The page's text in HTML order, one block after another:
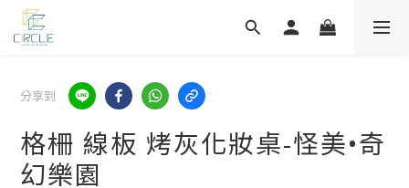
分享到
格柵 線板 烤灰化妝桌-怪美•奇
幻樂園